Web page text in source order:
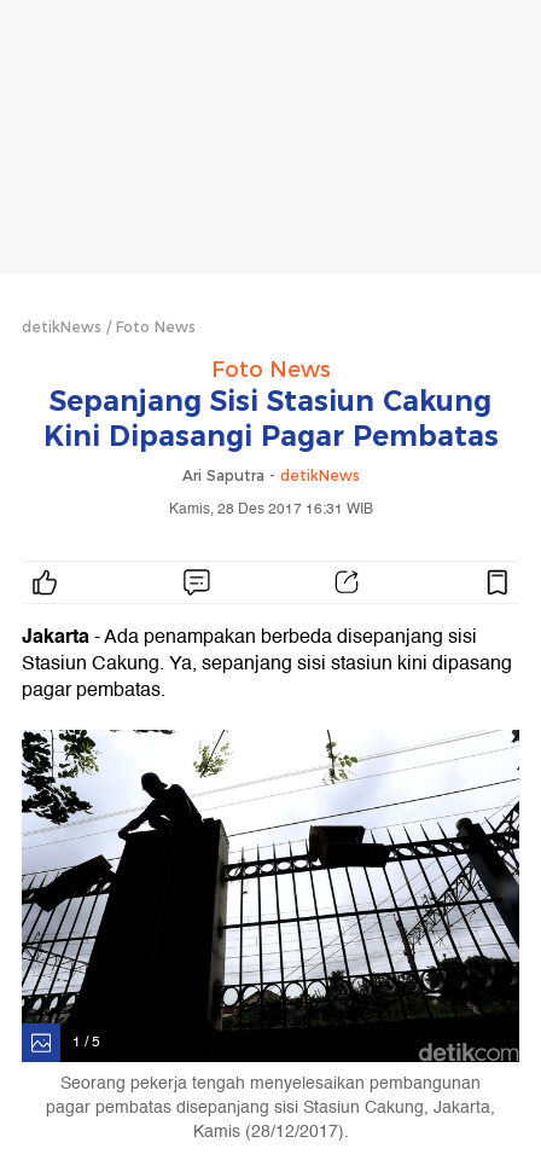
detikNews Foto News
Foto News
Sepanjang Sisi Stasiun Cakung
Kini Dipasangi Pagar Pembatas
Ari Saputra - detikNews
Kamis, 28 Des 2017 16:31 WIB
Jakarta- Ada penampakan berbeda disepanjang sisi
Stasiun Cakung. Ya, sepanjang sisi stasiun kini dipasang
pagar pembatas.
1 / 5
Seorang pekerja tengah menyelesaikan pembangunan
pagar pembatas disepanjang sisi Stasiun Cakung, Jakarta,
Kamis (28/12/2017).